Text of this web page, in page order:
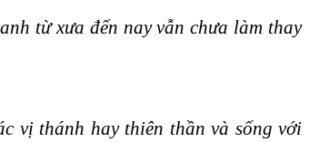
từ xưa đến nay vẫn chưa làm thay
vị thánh hay thiên thần và sống với